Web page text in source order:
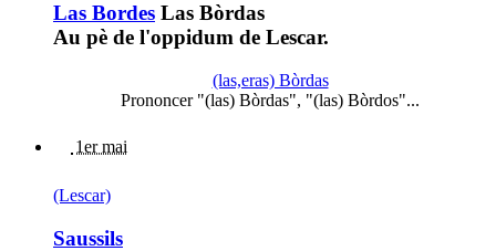
Las Bordes Las Bòrdas
Au pè de l'oppidum de Lescar.
(las,eras) Bòrdas
Prononcer "(las) Bòrdas", "(las) Bòrdos"...
1er mai
(Lescar)
Saussils